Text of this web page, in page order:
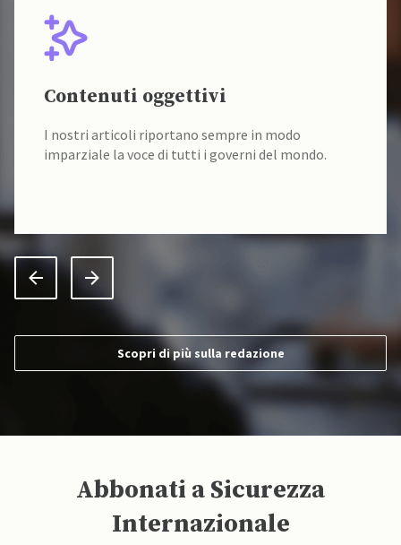
Fonti verificate
I nostri contenuti sono sempre verificati alla fonte
da un team di accademici specializzati.
Scopri di più sulla redazione
Abbonati a Sicurezza
Internazionale